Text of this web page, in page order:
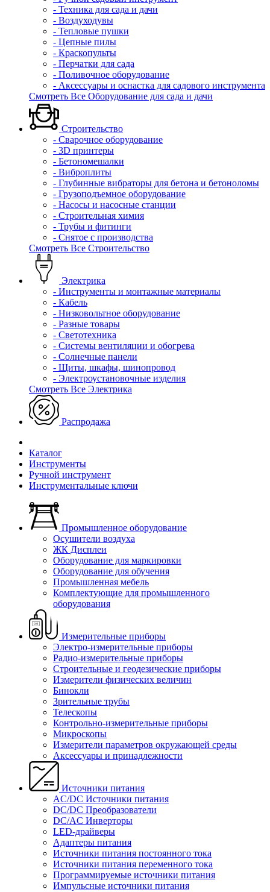
- Техника для сада и дачи
- Воздуходувы
- Тепловые пушки
- Цепные пилы
- Краскопульты
- Перчатки для сада
- Поливочное оборудование
- Аксессуары и оснастка для садового инструмента
Смотреть Все Оборудование для сада и дачи
Строительство
- Сварочное оборудование
- 3D принтеры
- Бетономешалки
- Виброплиты
- Глубинные вибраторы для бетона и бетоноломы
- Грузоподъемное оборудование
- Насосы и насосные станции
- Строительная химия
- Трубы и фитинги
- Снятое с производства
Смотреть Все Строительство
Электрика
- Инструменты и монтажные материалы
- Кабель
- Низковольтное оборудование
- Разные товары
- Светотехника
- Системы вентиляции и обогрева
- Солнечные панели
- Щиты, шкафы, шинопровод
- Электроустановочные изделия
Смотреть Все Электрика
Распродажа
Каталог
Инструменты
Ручной инструмент
Инструментальные ключи
Промышленное оборудование
Осушители воздуха
ЖК Дисплеи
Оборудование для маркировки
Оборудование для обучения
Промышленная мебель
Комплектующие для промышленного
оборудования
Измерительные приборы
Электро-измерительные приборы
Радио-измерительные приборы
Строительные и геодезические приборы
Измерители физических величин
Бинокли
Зрительные трубы
Телескопы
Контрольно-измерительные приборы
Микроскопы
Измерители параметров окружающей среды
Аксессуары и принадлежности
Источники питания
AC/DC Источники питания
DC/DC Преобразователи
DC/AC Инверторы
LED-драйверы
Адаптеры питания
Источники питания постоянного тока
Источники питания переменного тока
Программируемые источники питания
Импульсные источники питания